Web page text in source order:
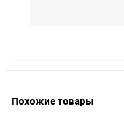
Похожие товары